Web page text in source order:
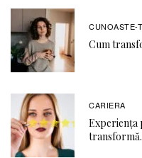
CUNOASTE-
Cum
CARIERA
Experiența
transformă.